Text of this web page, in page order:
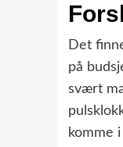
Det
på
svært
komme